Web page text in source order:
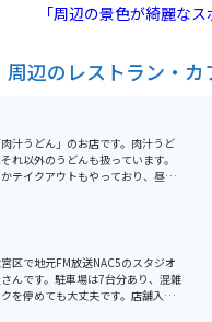
益があるとされています。駐車
駐車場が利用できます。
「周辺の景色が綺麗な
周辺のレストラン・カ
汁うどん」のお店です。肉汁うど
れ以外のうどんも扱っています。
テイクアウトもやっており、昼時
共に人気があります。第2産業道路
区で地元FM放送NAC5のスタジオ
んです。駐車場は7台分あり、混雑
を停めても大丈夫です。店舗入口
隠れ家風になっています。ランチ